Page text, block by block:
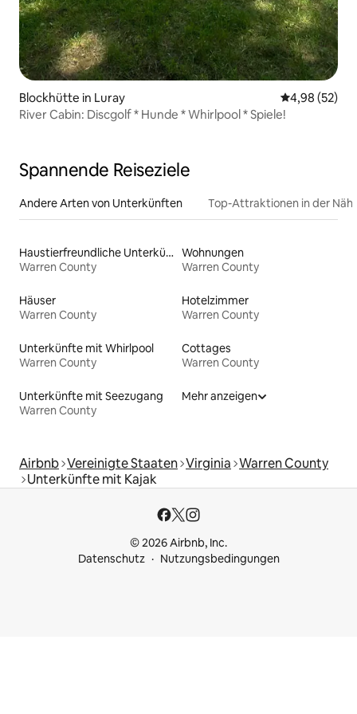
Blockhütte in Luray
4,98 (52)
River Cabin: Discgolf * Hunde * Whirlpool * Spiele!
Spannende Reiseziele
Andere Arten von Unterkünften Top-Attraktionen in der
Haustierfreundliche Unterkünfte
Warren County
Wohnungen
Warren County
Häuser
Warren County
Hotelzimmer
Warren County
Unterkünfte mit Whirlpool
Warren County
Cottages
Warren County
Unterkünfte mit Seezugang
Warren County
Mehr anzeigen
Airbnb Vereinigte Staaten Virginia Warren County
Unterkünfte mit Kajak
© 2026 Airbnb, Inc.
Datenschutz
Nutzungsbedingungen